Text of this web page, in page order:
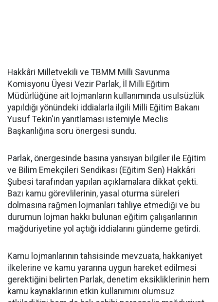
Hakkâri Milletvekili ve TBMM Milli Savunma
Komisyonu Üyesi Vezir Parlak, İl Milli Eğitim
Müdürlüğüne ait lojmanların kullanımında usulsüzlük
yapıldığı yönündeki iddialarla ilgili Milli Eğitim Bakanı
Yusuf Tekin'in yanıtlaması istemiyle Meclis
Başkanlığına soru önergesi sundu.
Parlak, önergesinde basına yansıyan bilgiler ile Eğitim
ve Bilim Emekçileri Sendikası (Eğitim Sen) Hakkâri
Şubesi tarafından yapılan açıklamalara dikkat çekti.
Bazı kamu görevlilerinin, yasal oturma süreleri
dolmasına rağmen lojmanları tahliye etmediği ve bu
durumun lojman hakkı bulunan eğitim çalışanlarının
mağduriyetine yol açtığı iddialarını gündeme getirdi.
Kamu lojmanlarının tahsisinde mevzuata, hakkaniyet
ilkelerine ve kamu yararına uygun hareket edilmesi
gerektiğini belirten Parlak, denetim eksikliklerinin hem
kamu kaynaklarının etkin kullanımını olumsuz